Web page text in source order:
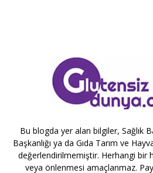
Bu blogda yer alan bilgiler, Sağlık
Başkanlığı ya da Gıda Tarım ve
değerlendirilmemiştir. Herhangi bir
veya önlenmesi amaçlanmaz.